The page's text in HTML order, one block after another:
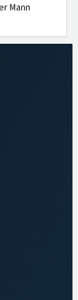
Mann